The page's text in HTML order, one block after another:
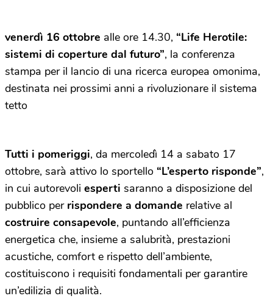
venerdì 16 ottobre alle ore 14.30, “Life Herotile:
sistemi di coperture dal futuro”, la conferenza
stampa per il lancio di una ricerca europea omonima,
destinata nei prossimi anni a rivoluzionare il sistema
tetto
Tutti i pomeriggi, da mercoledì 14 a sabato 17
ottobre, sarà attivo lo sportello “L’esperto risponde”,
in cui autorevoli esperti saranno a disposizione del
pubblico per rispondere a domande relative al
costruire consapevole, puntando all’efficienza
energetica che, insieme a salubrità, prestazioni
acustiche, comfort e rispetto dell’ambiente,
costituiscono i requisiti fondamentali per garantire
un’edilizia di qualità.